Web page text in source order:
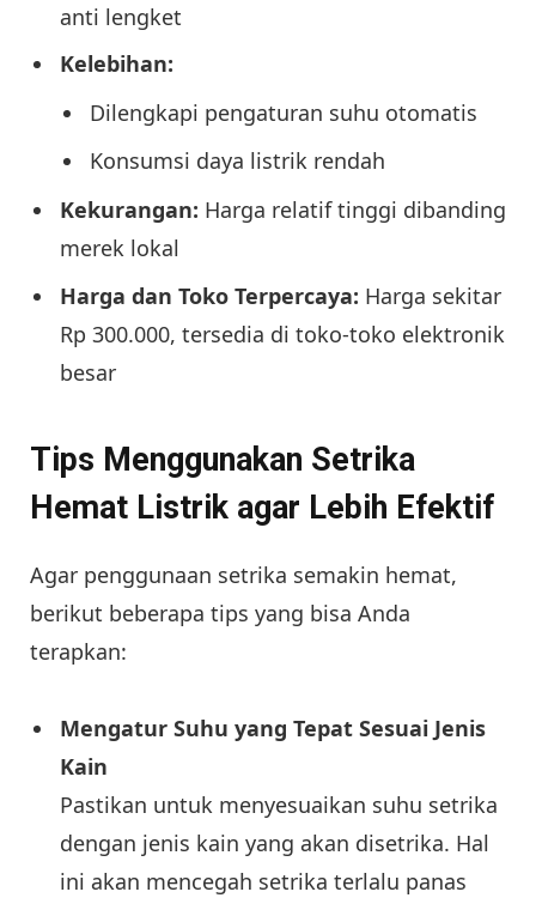
anti lengket
Kelebihan:
Dilengkapi pengaturan suhu otomatis
Konsumsi daya listrik rendah
Kekurangan: Harga relatif tinggi dibanding
merek lokal
Harga dan Toko Terpercaya: Harga sekitar
Rp 300.000, tersedia di toko-toko elektronik
besar
Tips Menggunakan Setrika
Hemat Listrik agar Lebih Efektif
Agar penggunaan setrika semakin hemat,
berikut beberapa tips yang bisa Anda
terapkan:
Mengatur Suhu yang Tepat Sesuai Jenis
Kain
Pastikan untuk menyesuaikan suhu setrika
dengan jenis kain yang akan disetrika. Hal
ini akan mencegah setrika terlalu panas